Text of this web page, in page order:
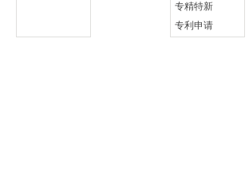
专精特新
专利申请